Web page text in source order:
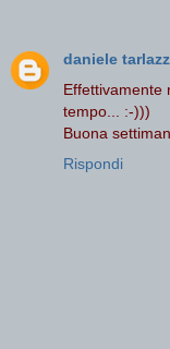
daniele
Effettivamente
tempo... :-)))
Buona
Rispondi